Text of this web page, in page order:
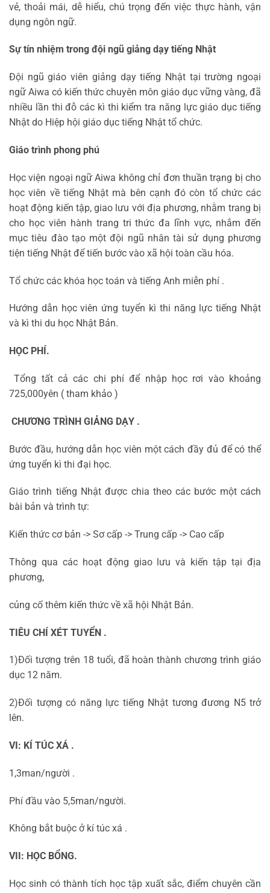
vẻ, thoải mái, dễ hiểu, chú trọng đến việc thực hành, vận
dụng ngôn ngữ.
Sự tín nhiệm trong đội ngũ giảng dạy tiếng Nhật
Đội ngũ giáo viên giảng dạy tiếng Nhật tại trường ngoại
ngữ Aiwa có kiến thức chuyên môn giáo dục vững vàng, đã
nhiều lần thi đỗ các kì thi kiểm tra năng lực giáo dục tiếng
Nhật do Hiệp hội giáo dục tiếng Nhật tổ chức.
Giáo trình phong phú
Học viện ngoại ngữ Aiwa không chỉ đơn thuần trạng bị cho
học viên về tiếng Nhật mà bên cạnh đó còn tổ chức các
hoạt động kiến tập, giao lưu với địa phương, nhằm trang bị
cho học viên hành trang tri thức đa lĩnh vực, nhắm đến
mục tiêu đào tạo một đội ngũ nhân tài sử dụng phương
tiện tiếng Nhật để tiến bước vào xã hội toàn cầu hóa.
Tổ chức các khóa học toán và tiếng Anh miễn phí .
Hướng dẫn học viên ứng tuyển kì thi năng lực tiếng Nhật
và kì thi du học Nhật Bản.
HỌC PHÍ.
Tổng tất cả các chi phí để nhập học rơi vào khoảng
725,000yên ( tham khảo )
CHƯƠNG TRÌNH GIẢNG DẠY .
Bước đầu, hướng dẫn học viên một cách đầy đủ để có thể
ứng tuyển kì thi đại học.
Giáo trình tiếng Nhật được chia theo các bước một cách
bài bản và trình tự:
Kiến thức cơ bản -> Sơ cấp -> Trung cấp -> Cao cấp
Thông qua các hoạt động giao lưu và kiến tập tại địa
phương,
củng cố thêm kiến thức về xã hội Nhật Bản.
TIÊU CHÍ XÉT TUYỂN .
1)Đối tượng trên 18 tuổi, đã hoàn thành chương trình giáo
dục 12 năm.
2)Đối tượng có năng lực tiếng Nhật tương đương N5 trở
lên.
VI: KÍ TÚC XÁ .
1,3man/người .
Phí đầu vào 5,5man/người.
Không bắt buộc ở kí túc xá .
VII: HỌC BỔNG.
Học sinh có thành tích học tập xuất sắc, điểm chuyên cần